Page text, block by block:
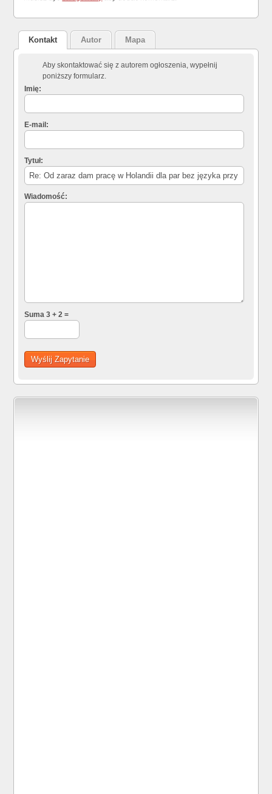
Kontakt Autor Mapa
Aby skontaktować się z autorem ogłoszenia, wypełnij
poniższy formularz.
Imię:
E-mail:
Tytuł:
Wiadomość:
Suma 3 + 2 =